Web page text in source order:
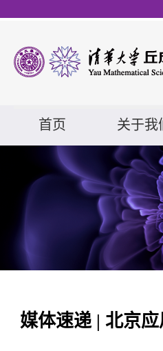
首页 关于我
媒体速递 | 北京